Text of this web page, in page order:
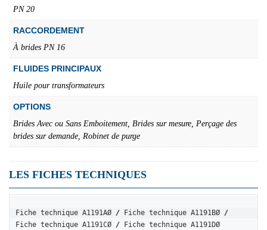
PN 20
RACCORDEMENT
À brides PN 16
FLUIDES PRINCIPAUX
Huile pour transformateurs
OPTIONS
Brides Avec ou Sans Emboitement, Brides sur mesure, Perçage des
brides sur demande, Robinet de purge
LES FICHES TECHNIQUES
Fiche technique A1191AØ / Fiche technique A1191BØ
Fiche technique A1191CØ /
Fiche technique A1191DØ